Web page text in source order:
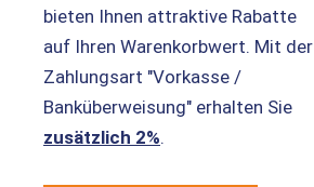
bieten Ihnen attraktive Rabatte
auf Ihren Warenkorbwert. Mit der
Zahlungsart "Vorkasse /
Banküberweisung" erhalten Sie
zusätzlich 2%.